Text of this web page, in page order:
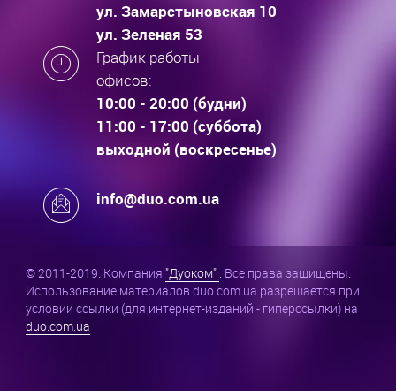
ул. Замарстыновская 10
ул. Зеленая 53
График работы
офисов:
10:00 - 20:00 (будни)
11:00 - 17:00 (суббота)
выходной (воскресенье)
info@duo.com.ua
© 2011-2019. Компания "Дуоком" . Все права защищены.
Использование материалов duo.com.ua разрешается при
условии ссылки (для интернет-изданий - гиперссылки) на
duo.com.ua
.